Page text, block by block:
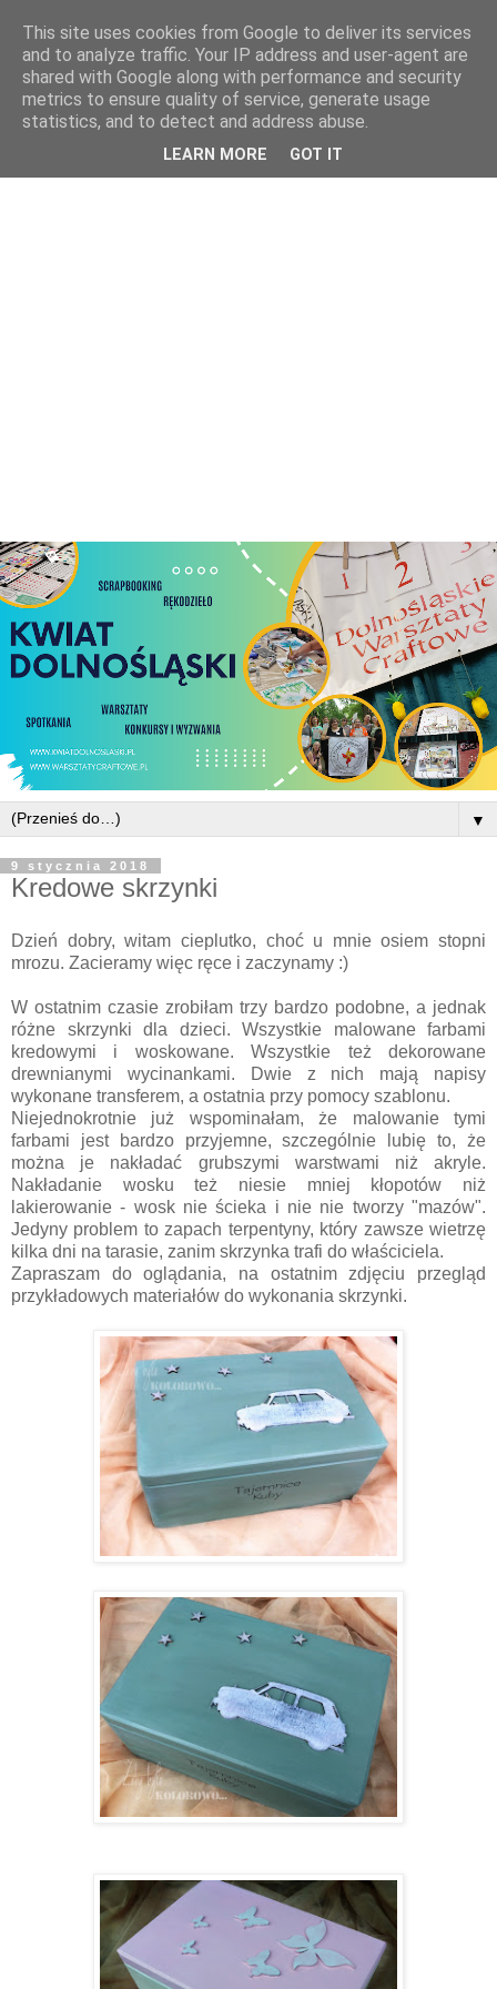
▼
9 stycznia 2018
Kredowe skrzynki
Dzień dobry, witam cieplutko, choć u mnie osiem stopni
mrozu. Zacieramy więc ręce i zaczynamy :)
W ostatnim czasie zrobiłam trzy bardzo podobne, a jednak
różne skrzynki dla dzieci. Wszystkie malowane farbami
kredowymi i woskowane. Wszystkie też dekorowane
drewnianymi wycinankami. Dwie z nich mają napisy
wykonane transferem, a ostatnia przy pomocy szablonu.
Niejednokrotnie już wspominałam, że malowanie tymi
farbami jest bardzo przyjemne, szczególnie lubię to, że
można je nakładać grubszymi warstwami niż akryle.
Nakładanie wosku też niesie mniej kłopotów niż
lakierowanie - wosk nie ścieka i nie nie tworzy "mazów".
Jedyny problem to zapach terpentyny, który zawsze wietrzę
kilka dni na tarasie, zanim skrzynka trafi do właściciela.
Zapraszam do oglądania, na ostatnim zdjęciu przegląd
przykładowych materiałów do wykonania skrzynki.
This site uses cookies from Google to deliver its services
and to analyze traffic. Your IP address and user-agent are
shared with Google along with performance and security
metrics to ensure quality of service, generate usage
statistics, and to detect and address abuse.
LEARN MORE GOT IT